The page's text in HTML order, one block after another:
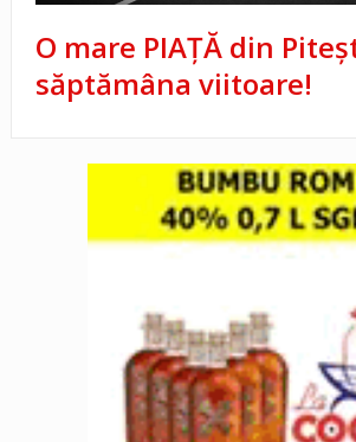
O mare PIAȚĂ din
săptămâna viitoare!